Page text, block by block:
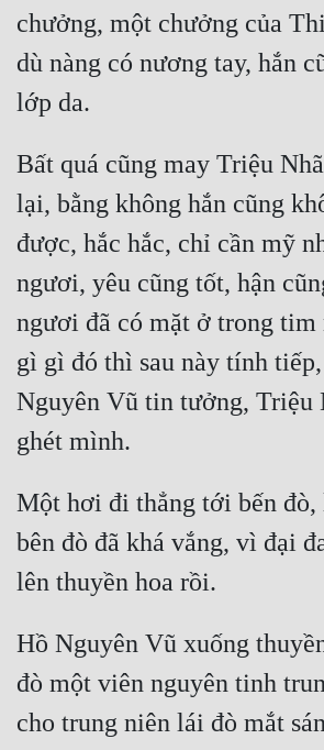
chưởng, một chưởng của
dù nàng có nương tay, hắn
Bất quá cũng may Triệu
lại, bằng không hắn cũng
được, hắc hắc, chỉ cần mỹ
ngươi, yêu cũng tốt, hận
ngươi đã có mặt ở trong tim
gì gì đó thì sau này tính
Nguyên Vũ tin tưởng, Triệu
Một hơi đi thẳng tới bến đò,
bên đò đã khá vắng, vì đại
Hồ Nguyên Vũ xuống
đò một viên nguyên tinh
cho trung niên lái đò mắt